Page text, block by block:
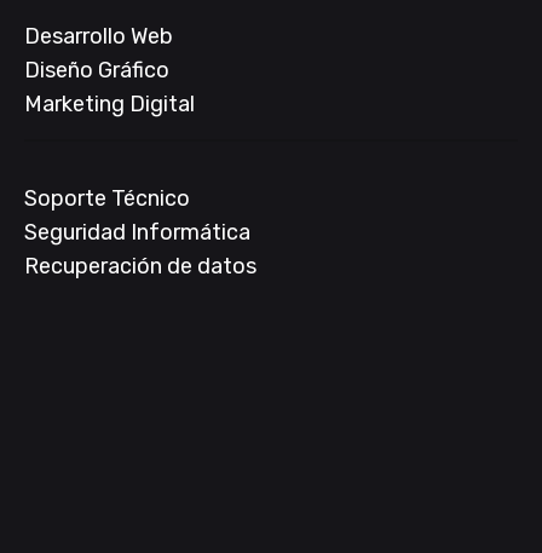
Desarrollo Web
Diseño Gráfico
Marketing Digital
Soporte Técnico
Seguridad Informática
Recuperación de datos